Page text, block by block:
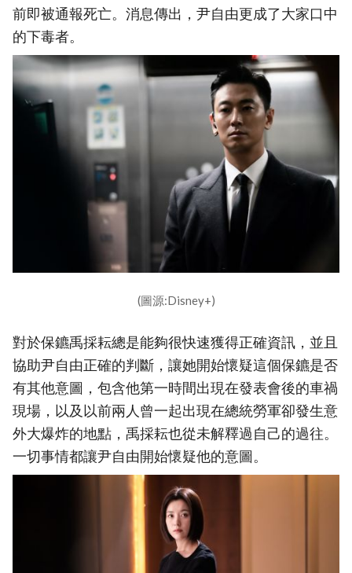
前即被通報死亡。消息傳出，尹自由更成了大家口中
的下毒者。
(圖源:Disney+)
對於保鑣禹採耘總是能夠很快速獲得正確資訊，並且
協助尹自由正確的判斷，讓她開始懷疑這個保鑣是否
有其他意圖，包含他第一時間出現在發表會後的車禍
現場，以及以前兩人曾一起出現在總統勞軍卻發生意
外大爆炸的地點，禹採耘也從未解釋過自己的過往。
一切事情都讓尹自由開始懷疑他的意圖。